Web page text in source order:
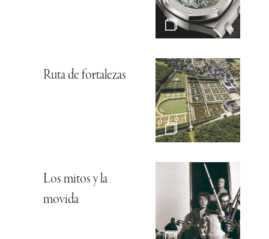
Ruta de fortalezas
Los mitos y la
movida